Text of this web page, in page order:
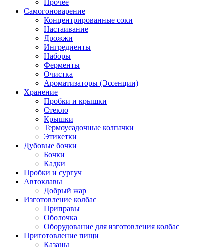
Прочее
Самогоноварение
Концентрированные соки
Настаивание
Дрожжи
Ингредиенты
Наборы
Ферменты
Очистка
Ароматизаторы (Эссенции)
Хранение
Пробки и крышки
Стекло
Крышки
Термоусадочные колпачки
Этикетки
Дубовые бочки
Бочки
Кадки
Пробки и сургуч
Автоклавы
Добрый жар
Изготовление колбас
Приправы
Оболочка
Оборудование для изготовления колбас
Приготовление пищи
Казаны